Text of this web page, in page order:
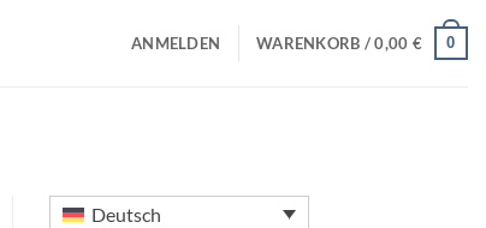
ANMELDEN WARENKORB /0,00 € 0
Deutsch